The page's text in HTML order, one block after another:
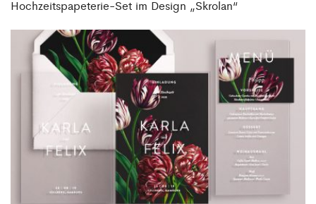
Hochzeitspapeterie-Set im Design „Skrolan“